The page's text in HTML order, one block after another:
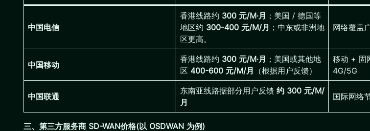
中国电信
香港线路约 300 元/M·月 ；美国 / 德国等
地区约 300-400 元/M/月 ；中东或非洲地
区更高。
网络覆盖
中国移动
香港线路约 300 元/M·月 ；美国或其他地
区 400-600 元/M/月 （根据用户反馈）
移动 + 固
4G/5G
中国联通
东南亚线路据部分用户反馈 约 300 元/M/
月
国际网络
三、第三方服务商 SD-WAN价格(以 OSDWAN 为例)